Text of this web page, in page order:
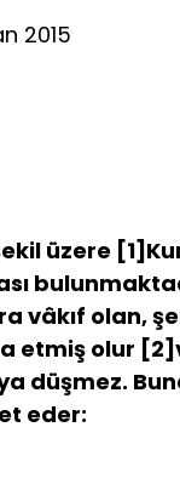
2015
üzere
vâkıf olan,
etmiş olur
düşmez.
eder: